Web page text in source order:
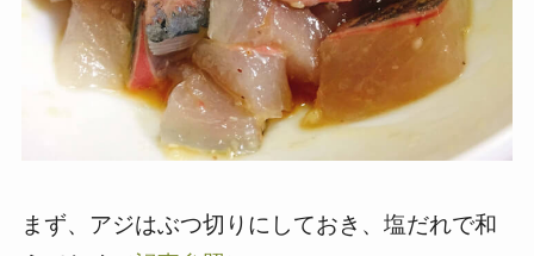
まず、アジはぶつ切りにしておき、塩だれで和